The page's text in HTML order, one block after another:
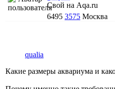
Свой на Aqa.ru
6495 3575 Москва
qualia
Какие размеры аквариума и